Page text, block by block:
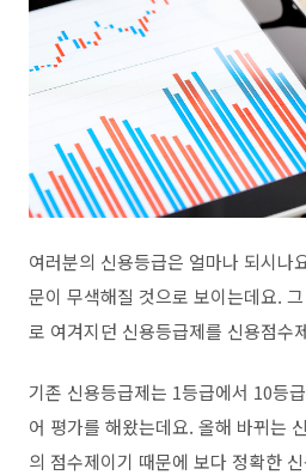
여러분의 신용등급은 얼마나 되시나
문이 무색해질 것으로 보이는데요.
로 여겨지던 신용등급제를 신용점수
기존 신용등급제는 1등급에서 10등
어 평가를 해왔는데요. 올해 바뀌는
의 점수제이기 때문에 보다 정확한